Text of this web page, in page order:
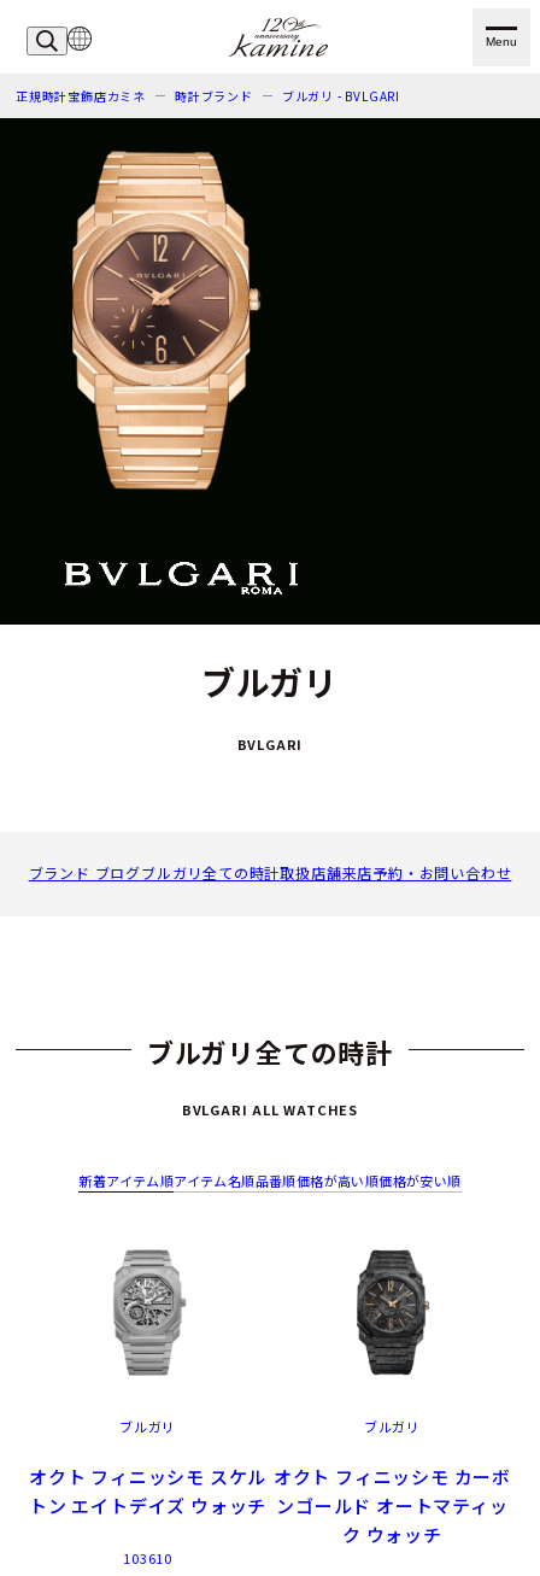
Menu
正規時計宝飾店カミネ 時計ブランド ブルガリ - BVLGARI
ブルガリ
BVLGARI
ブランド ブログブルガリ全ての時計取扱店舗来店予約・お問い合わせ
ブルガリ全ての時計
BVLGARI ALL WATCHES
新着アイテム順アイテム名順品番順価格が高い順価格が安い順
ブルガリ
オクト フィニッシモ スケル
トン エイトデイズ ウォッチ
103610
ブルガリ
オクト フィニッシモ カーボ
ンゴールド オートマティッ
ク ウォッチ